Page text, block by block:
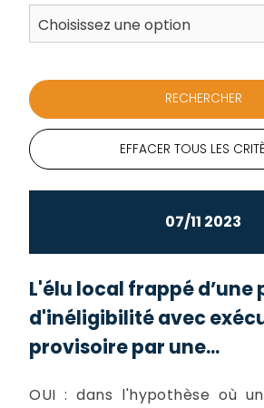
EFFACER TOUS LES
07/11 2023
L'élu local frappé d’une
d'inéligibilité avec
provisoire par une...
OUI : dans l'hypothèse où